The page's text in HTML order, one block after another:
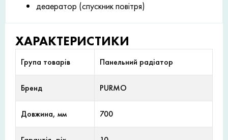
деаератор (спускник повітря)
ХАРАКТЕРИСТИКИ
Група товарів Панельний радіатор
Бренд PURMO
Довжина, мм 700